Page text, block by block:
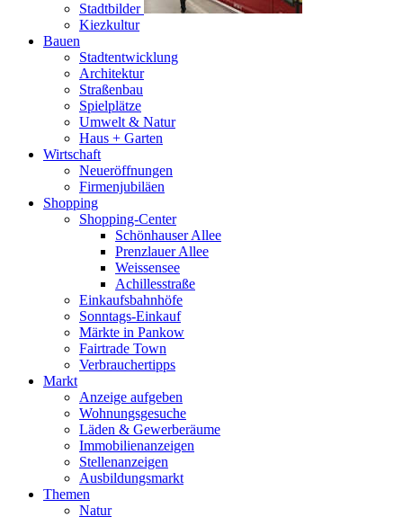
Stadtbilder
Kiezkultur
Bauen
Stadtentwicklung
Architektur
Straßenbau
Spielplätze
Umwelt & Natur
Haus + Garten
Wirtschaft
Neueröffnungen
Firmenjubiläen
Shopping
Shopping-Center
Schönhauser Allee
Prenzlauer Allee
Weissensee
Achillesstraße
Einkaufsbahnhöfe
Sonntags-Einkauf
Märkte in Pankow
Fairtrade Town
Verbrauchertipps
Markt
Anzeige aufgeben
Wohnungsgesuche
Läden & Gewerberäume
Immobilienanzeigen
Stellenanzeigen
Ausbildungsmarkt
Themen
Natur